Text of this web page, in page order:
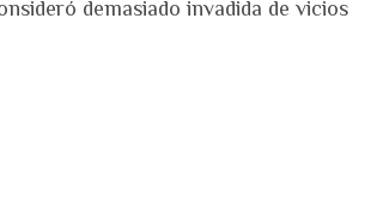
demasiado invadida de vicios